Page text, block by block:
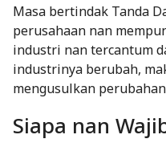
Masa bertindak Tanda
perusahaan nan
industri nan tercantum
industrinya berubah,
mengusulkan
Siapa nan